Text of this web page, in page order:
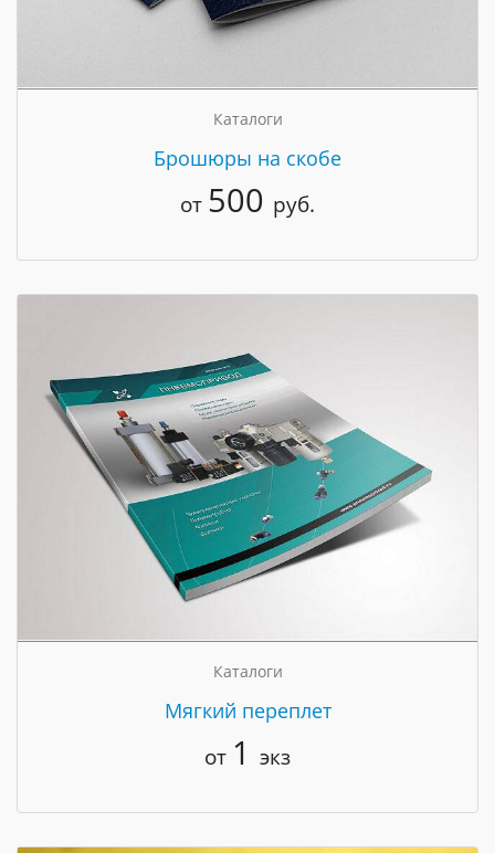
Каталоги
Брошюры на скобе
от 500 руб.
Каталоги
Мягкий переплет
от 1 экз